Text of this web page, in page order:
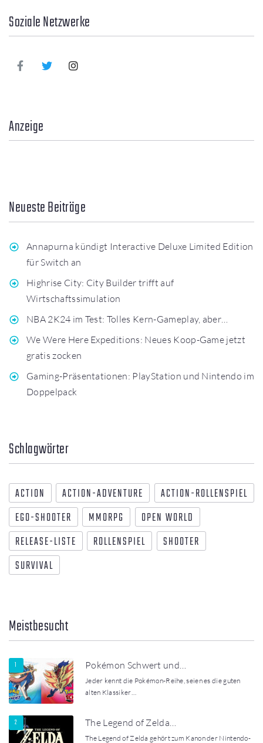
Soziale Netzwerke
Anzeige
Neueste Beiträge
Annapurna kündigt Interactive Deluxe Limited Edition
für Switch an
Highrise City: City Builder trifft auf
Wirtschaftssimulation
NBA 2K24 im Test: Tolles Kern-Gameplay, aber…
We Were Here Expeditions: Neues Koop-Game jetzt
gratis zocken
Gaming-Präsentationen: PlayStation und Nintendo im
Doppelpack
Schlagwörter
ACTION ACTION-ADVENTURE
ACTION-ROLLENSPIEL
EGO-SHOOTER
MMORPG
OPEN WORLD
RELEASE-LISTE
ROLLENSPIEL
SHOOTER
SURVIVAL
Meistbesucht
Pokémon Schwert und…
Jeder kennt die Pokémon-Reihe, seien es die guten
alten Klassiker…
The Legend of Zelda…
The Legend of Zelda gehört zum Kanon der Nintendo-